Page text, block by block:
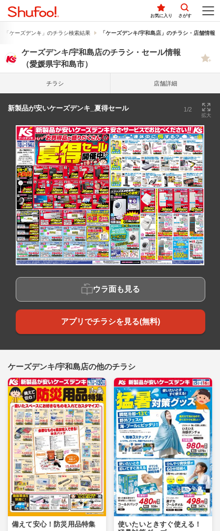
お気に入り さがす
「ケーズデンキ」のチラシ検索結果 「ケーズデンキ/宇和島店」のチラシ・店舗情報
ケーズデンキ/宇和島店のチラシ・セール情報
（愛媛県宇和島市）
チラシ 店舗詳細
新製品が安いケーズデンキ_夏得セール 1/2
拡大
ウラ面も見る
アプリでチラシを見る(無料)
ケーズデンキ/宇和島店の他のチラシ
備えて安心！防災用品特集
使いたいときすぐ使える！